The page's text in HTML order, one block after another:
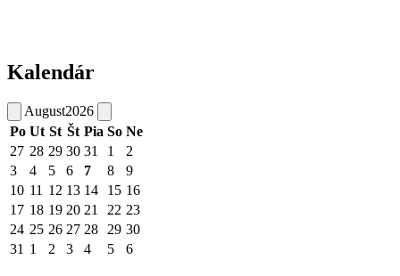
Kalendár
August2026
Po Ut St Št Pia So Ne
27 28 29 30 31 1
2
3
4 5 6 7 8
9
10 11 12 13 14 15 16
17 18 19 20 21 22 23
24 25 26 27 28 29 30
31 1 2 3 4 5 6